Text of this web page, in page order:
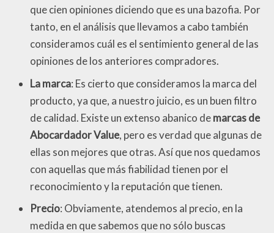
que cien opiniones diciendo que es una bazofia. Por
tanto, en el análisis que llevamos a cabo también
consideramos cuál es el sentimiento general de las
opiniones de los anteriores compradores.
La marca: Es cierto que consideramos la marca del
producto, ya que, a nuestro juicio, es un buen filtro
de calidad. Existe un extenso abanico demarcas de
Abocardador Value, pero es verdad que algunas de
ellas son mejores que otras. Así que nos quedamos
con aquellas que más fiabilidad tienen por el
reconocimiento y la reputación que tienen.
Precio: Obviamente, atendemos al precio, en la
medida en que sabemos que no sólo buscas